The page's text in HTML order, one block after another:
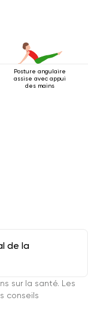
Posture angulaire
assise avec appui
des mains
de la
sur la santé. Les
conseils